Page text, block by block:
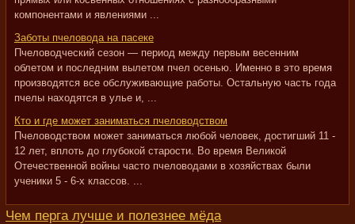
компонентами и явлениями ...
Заботы пчеловода на пасеке
Пчеловодческий сезон — период между первым весенним
облетом и последним вылетом пчел осенью. Именно в это время
производятся все обслуживающие работы. Остальную часть года
пчелы находятся в улье и, ...
Кто и где может заниматься пчеловодством
Пчеловодством может заниматься любой человек, достигший 11 -
12 лет, вплоть до глубокой старости. Во время Великой
Отечественной войны часто пчеловодами в хозяйствах были
ученики 5 - 6-х классов. ...
Чем перга лучше и полезнее мёда